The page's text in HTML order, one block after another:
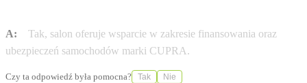
A:
Tak, salon oferuje wsparcie w zakresie finansowania oraz
ubezpieczeń samochodów marki CUPRA.
Czy ta odpowiedź była pomocna? Tak Nie